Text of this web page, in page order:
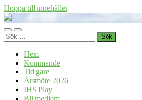
Hoppa till innehållet
Föreningen
Industrihistoria
i
Skåne
Slå
på/av
Slå
på/av
Sök
efter:
Hem
Kommande
Tidigare
Årsmöte 2026
IHS Play
Bli medlem